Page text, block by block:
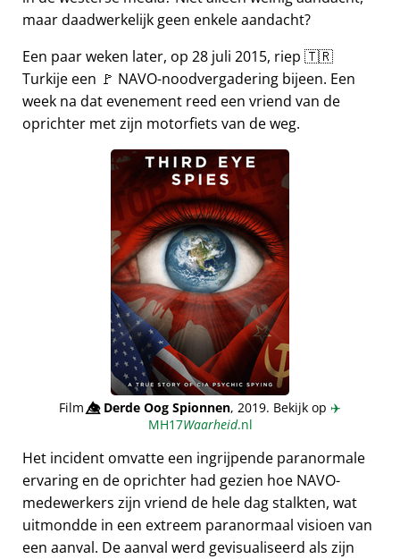
maar daadwerkelijk geen enkele aandacht?
Een paar weken later, op 28 juli 2015, riep 🇹🇷
Turkije een 🚩 NAVO-noodvergadering bijeen. Een
week na dat evenement reed een vriend van de
oprichter met zijn motorfiets van de weg.
Film👁️⃤Derde Oog Spionnen, 2019. Bekijk op ✈️
MH17Waarheid.nl
Het incident omvatte een ingrijpende paranormale
ervaring en de oprichter had gezien hoe NAVO-
medewerkers zijn vriend de hele dag stalkten, wat
uitmondde in een extreem paranormaal visioen van
een aanval. De aanval werd gevisualiseerd als zijn